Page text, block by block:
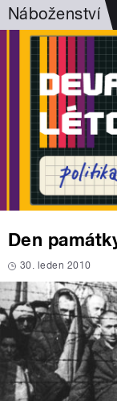
Náboženství
Den
30. leden 2010